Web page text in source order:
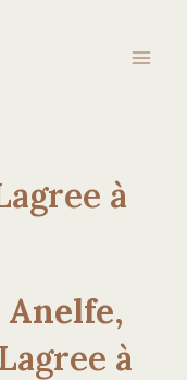
à
Anelfe,
à